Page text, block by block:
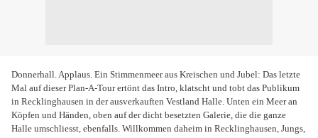
Donnerhall. Applaus. Ein Stimmenmeer aus Kreischen und Jubel: Das letzte
Mal auf dieser Plan-A-Tour ertönt das Intro, klatscht und tobt das Publikum
in Recklinghausen in der ausverkauften Vestland Halle. Unten ein Meer an
Köpfen und Händen, oben auf der dicht besetzten Galerie, die die ganze
Halle umschliesst, ebenfalls. Willkommen daheim in Recklinghausen, Jungs,